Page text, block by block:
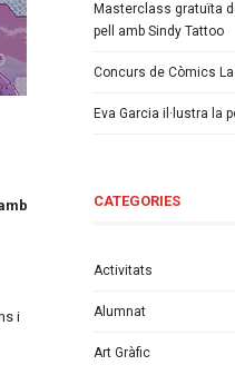
i
Masterclass gratuïta
pell amb Sindy Tattoo
Concurs de Còmics
Eva Garcia il·lustra la
CATEGORIES
Activitats
Alumnat
Art Gràfic